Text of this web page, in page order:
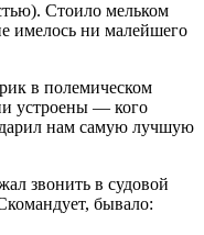
Стоило мельком
имелось ни малейшего
в полемическом
устроены — кого
нам самую лучшую
звонить в судовой
бывало: